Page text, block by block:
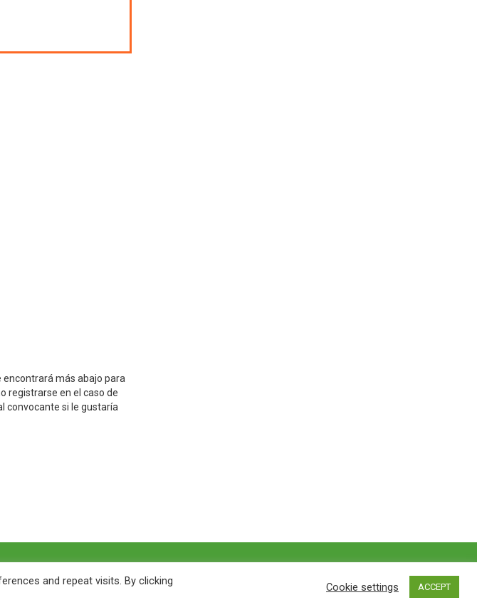
encontrará más abajo para
registrarse en el caso de
convocante si le gustaría
Terms of Use
and repeat visits. By clicking
Cookie settings ACCEPT